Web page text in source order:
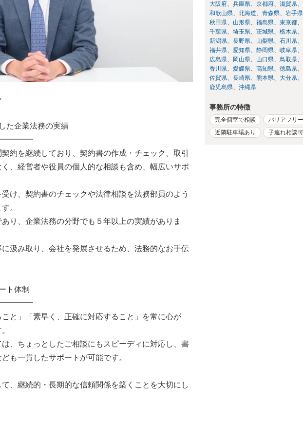
た企業法務の実績
約を継続しており、契約書の作成・チェック、取引
、経営者や役員の個人的な相談も含め、幅広いサポ
け、契約書のチェックや法律相談を法務部員のよう
。
り、企業法務の分野でも５年以上の実績がありま
汲み取り、会社を発展させるため、法務的なお手伝
ト体制
と」「素早く、正確に対応すること」を常に心が
、ちょっとしたご相談にもスピーディに対応し、書
も一貫したサポートが可能です。
、継続的・長期的な信頼関係を築くことを大切にし
大阪府 兵庫県 京都府 滋賀県
和歌山県
北海道 青森県 岩手県
秋田県
山形県 福島県 東京都
千葉県
埼玉県 茨城県 栃木県
新潟県
長野県 山梨県 石川県
福井県
愛知県 静岡県 岐阜県
広島県
岡山県 山口県 鳥取県
香川県
愛媛県 高知県 徳島県
佐賀県
長崎県 熊本県 大分県
鹿児島県
沖縄県
事務所の特徴
完全個室で相談
バリアフリー
近隣駐車場あり
子連れ相談可